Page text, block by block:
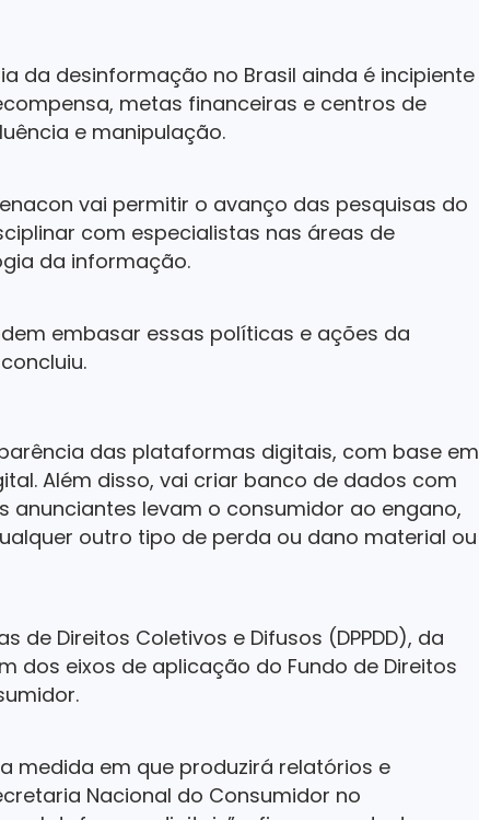
da desinformação no Brasil ainda é incipiente
metas financeiras e centros de
e manipulação.
vai permitir o avanço das pesquisas do
com especialistas nas áreas de
da informação.
embasar essas políticas e ações da
das plataformas digitais, com base em
Além disso, vai criar banco de dados com
levam o consumidor ao engano,
outro tipo de perda ou dano material ou
de Direitos Coletivos e Difusos (DPPDD), da
dos eixos de aplicação do Fundo de Direitos
medida em que produzirá relatórios e
Nacional do Consumidor no